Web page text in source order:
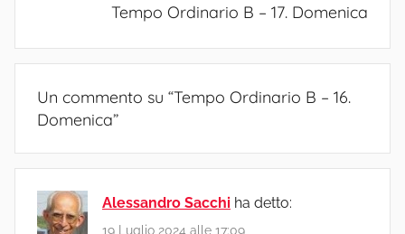
Tempo Ordinario B – 17. Domenica
Un commento su “Tempo Ordinario B – 16.
Domenica”
Alessandro Sacchi ha detto:
19 Luglio 2024 alle 17:09